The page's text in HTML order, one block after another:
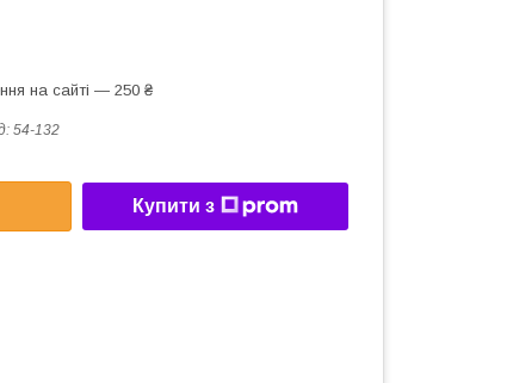
на сайті — 250 ₴
54-132
Купити з